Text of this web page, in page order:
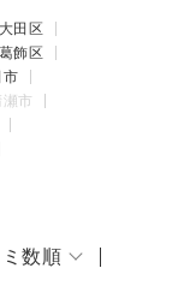
大田区
葛飾区
市
瀬市
数順